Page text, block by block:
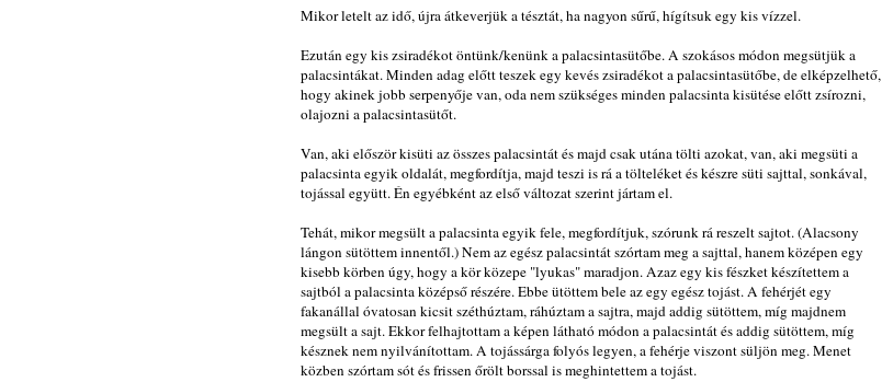
Mikor letelt az idő, újra átkeverjük a tésztát, ha nagyon sűrű, hígítsuk egy kis vízzel.
Ezután egy kis zsiradékot öntünk/kenünk a palacsintasütőbe. A szokásos módon megsütjük a
palacsintákat. Minden adag előtt teszek egy kevés zsiradékot a palacsintasütőbe, de elképzelhető,
hogy akinek jobb serpenyője van, oda nem szükséges minden palacsinta kisütése előtt zsírozni,
olajozni a palacsintasütőt.
Van, aki először kisüti az összes palacsintát és majd csak utána tölti azokat, van, aki megsüti a
palacsinta egyik oldalát, megfordítja, majd teszi is rá a tölteléket és készre süti sajttal, sonkával,
tojással együtt. Én egyébként az első változat szerint jártam el.
Tehát, mikor megsült a palacsinta egyik fele, megfordítjuk, szórunk rá reszelt sajtot. (Alacsony
lángon sütöttem innentől.) Nem az egész palacsintát szórtam meg a sajttal, hanem középen egy
kisebb körben úgy, hogy a kör közepe "lyukas" maradjon. Azaz egy kis fészket készítettem a
sajtból a palacsinta középső részére. Ebbe ütöttem bele az egy egész tojást. A fehérjét egy
fakanállal óvatosan kicsit széthúztam, ráhúztam a sajtra, majd addig sütöttem, míg majdnem
megsült a sajt. Ekkor felhajtottam a képen látható módon a palacsintát és addig sütöttem, míg
késznek nem nyilvánítottam. A tojássárga folyós legyen, a fehérje viszont süljön meg. Menet
közben szórtam sót és frissen őrölt borssal is meghintettem a tojást.